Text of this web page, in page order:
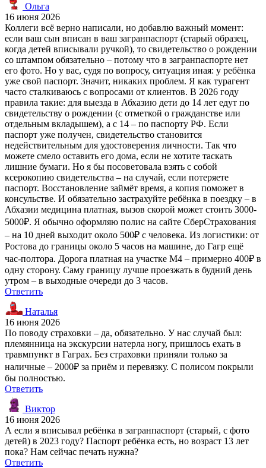
Ольга
16 июня 2026
Коллеги всё верно написали, но добавлю важный момент:
если ваш сын вписан в ваш загранпаспорт (старый образец,
когда детей вписывали ручкой), то свидетельство о рождении
со штампом обязательно – потому что в загранпаспорте нет
его фото. Но у вас, судя по вопросу, ситуация иная: у ребёнка
уже свой паспорт. Значит, никаких проблем. Я как турагент
часто сталкиваюсь с вопросами от клиентов. В 2026 году
правила такие: для выезда в Абхазию дети до 14 лет едут по
свидетельству о рождении (с отметкой о гражданстве или
отдельным вкладышем), а с 14 – по паспорту РФ. Если
паспорт уже получен, свидетельство становится
недействительным для удостоверения личности. Так что
можете смело оставить его дома, если не хотите таскать
лишние бумаги. Но я бы посоветовала взять с собой
ксерокопию свидетельства – на случай, если потеряете
паспорт. Восстановление займёт время, а копия поможет в
консульстве. И обязательно застрахуйте ребёнка в поездку – в
Абхазии медицина платная, вызов скорой может стоить 3000-
5000₽. Я обычно оформляю полис на сайте СберСтрахования
– на 10 дней выходит около 500₽ с человека. Из логистики: от
Ростова до границы около 5 часов на машине, до Гагр ещё
час-полтора. Дорога платная на участке М4 – примерно 400₽ в
одну сторону. Саму границу лучше проезжать в будний день
утром – в выходные очереди до 3 часов.
Ответить
Наталья
16 июня 2026
По поводу страховки – да, обязательно. У нас случай был:
племянница на экскурсии натерла ногу, пришлось ехать в
травмпункт в Гаграх. Без страховки приняли только за
наличные – 2000₽ за приём и перевязку. С полисом покрыли
бы полностью.
Ответить
Виктор
16 июня 2026
А если я вписывал ребёнка в загранпаспорт (старый, с фото
детей) в 2023 году? Паспорт ребёнка есть, но возраст 13 лет
пока? Нам сейчас печать нужна?
Ответить